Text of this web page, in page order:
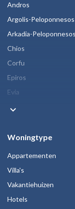
Andros
Argolis-Peloponnesos
Arkadia-Peloponnesos
Chios
Corfu
Epiros
Evia
keyboard_arrow_down
Woningtype
Appartementen
Villa's
Vakantiehuizen
Hotels